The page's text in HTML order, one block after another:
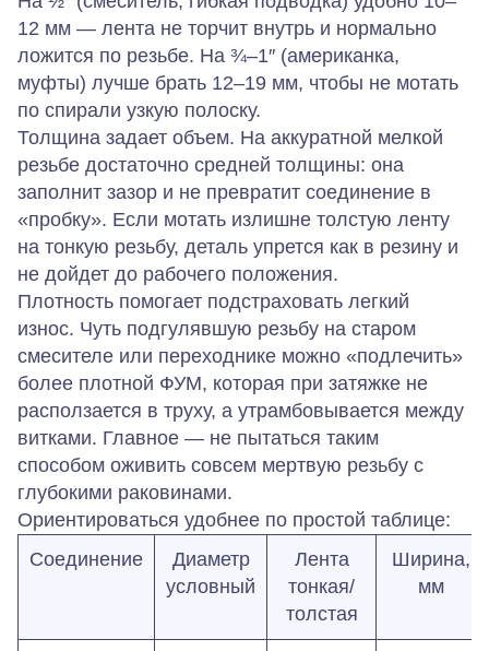
12 мм — лента не торчит внутрь и нормально
ложится по резьбе. На ¾–1″ (американка,
муфты) лучше брать 12–19 мм, чтобы не мотать
по спирали узкую полоску.
Толщина задает объем. На аккуратной мелкой
резьбе достаточно средней толщины: она
заполнит зазор и не превратит соединение в
«пробку». Если мотать излишне толстую ленту
на тонкую резьбу, деталь упрется как в резину и
не дойдет до рабочего положения.
Плотность помогает подстраховать легкий
износ. Чуть подгулявшую резьбу на старом
смесителе или переходнике можно «подлечить»
более плотной ФУМ, которая при затяжке не
расползается в труху, а утрамбовывается между
витками. Главное — не пытаться таким
способом оживить совсем мертвую резьбу с
глубокими раковинами.
Ориентироваться удобнее по простой таблице:
Соединение
Диаметр
условный
Лента
тонкая/
толстая
Ширина,
мм